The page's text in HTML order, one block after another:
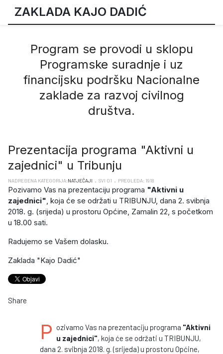
ZAKLADA KAJO DADIĆ
Program se provodi u sklopu
Programske suradnje i uz
financijsku podršku Nacionalne
zaklade za razvoj civilnog
društva.
Prezentacija programa "Aktivni u
zajednici" u Tribunju
NADREĐENA KATEGORIJA:NATJEČAJI SVI 01 PREGLEDA: 1918
Pozivamo Vas na prezentaciju programa "Aktivni u
zajednici", koja će se održati u TRIBUNJU, dana 2. svibnja
2018. g. (srijeda) u prostoru Općine, Zamalin 22, s početkom
u 18.00 sati.
Radujemo se Vašem dolasku.
Zaklada "Kajo Dadić"
Share
P ozivamo Vas na prezentaciju programa "Aktivni
u zajednici", koja će se održati u TRIBUNJU,
dana 2. svibnja 2018. g. (srijeda) u prostoru Općine,